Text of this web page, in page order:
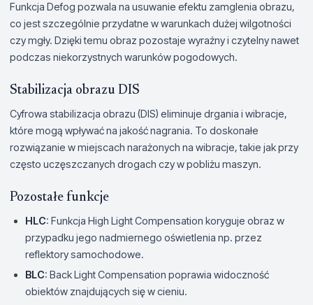
Funkcja Defog pozwala na usuwanie efektu zamglenia obrazu,
co jest szczególnie przydatne w warunkach dużej wilgotności
czy mgły. Dzięki temu obraz pozostaje wyraźny i czytelny nawet
podczas niekorzystnych warunków pogodowych.
Stabilizacja obrazu DIS
Cyfrowa stabilizacja obrazu (DIS) eliminuje drgania i wibracje,
które mogą wpływać na jakość nagrania. To doskonałe
rozwiązanie w miejscach narażonych na wibracje, takie jak przy
często uczęszczanych drogach czy w pobliżu maszyn.
Pozostałe funkcje
HLC: Funkcja High Light Compensation koryguje obraz w
przypadku jego nadmiernego oświetlenia np. przez
reflektory samochodowe.
BLC: Back Light Compensation poprawia widoczność
obiektów znajdujących się w cieniu.